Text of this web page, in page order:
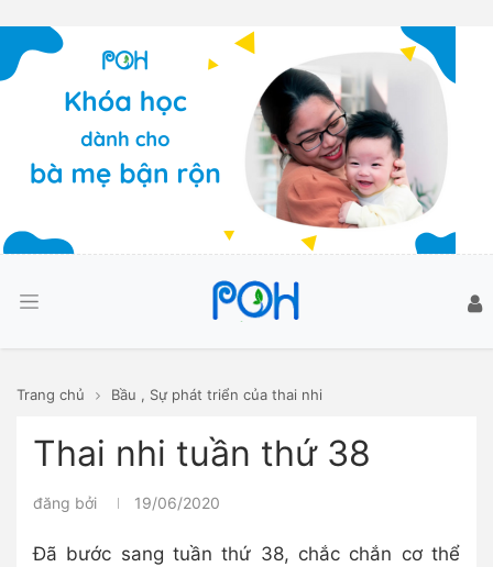
Trang chủ Bầu , Sự phát triển của thai nhi
Thai nhi tuần thứ 38
đăng bởi 19/06/2020
Đã bước sang tuần thứ 38, chắc chắn cơ thể